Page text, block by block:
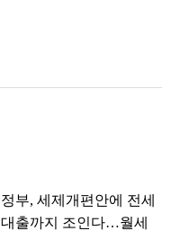
정부, 세제개편안에 전세
대출까지 조인다…월세